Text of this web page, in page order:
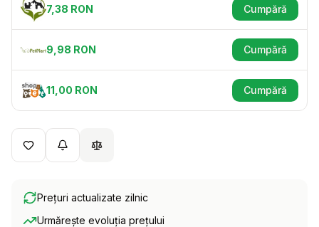
7,38 RON Cumpără
(se
9,98 RON Cumpără
(se
11,00 RON Cumpără
(se
Prețuri actualizate zilnic
Urmărește evoluția prețului